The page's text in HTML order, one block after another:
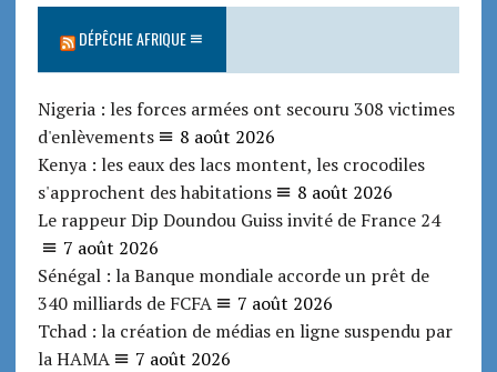
DÉPÊCHE AFRIQUE
Nigeria : les forces armées ont secouru 308 victimes
d'enlèvements
8 août 2026
Kenya : les eaux des lacs montent, les crocodiles
s'approchent des habitations
8 août 2026
Le rappeur Dip Doundou Guiss invité de France 24
7 août 2026
Sénégal : la Banque mondiale accorde un prêt de
340 milliards de FCFA
7 août 2026
Tchad : la création de médias en ligne suspendu par
la HAMA
7 août 2026